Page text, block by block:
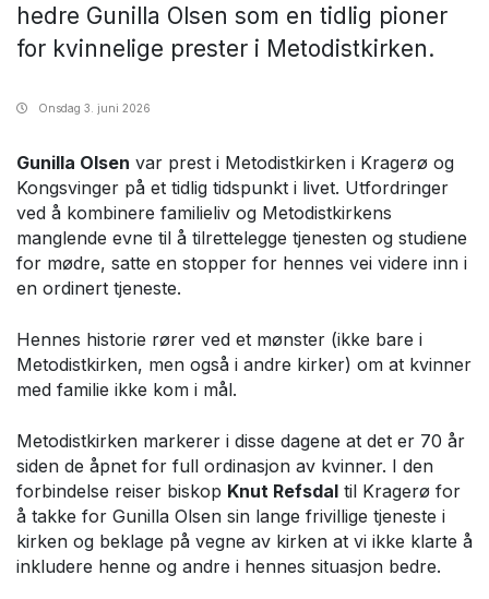
hedre Gunilla Olsen som en tidlig pioner
for kvinnelige prester i Metodistkirken.
Onsdag 3. juni 2026
Gunilla Olsen var prest i Metodistkirken i Kragerø og
Kongsvinger på et tidlig tidspunkt i livet. Utfordringer
ved å kombinere familieliv og Metodistkirkens
manglende evne til å tilrettelegge tjenesten og studiene
for mødre, satte en stopper for hennes vei videre inn i
en ordinert tjeneste.
Hennes historie rører ved et mønster (ikke bare i
Metodistkirken, men også i andre kirker) om at kvinner
med familie ikke kom i mål.
Metodistkirken markerer i disse dagene at det er 70 år
siden de åpnet for full ordinasjon av kvinner. I den
forbindelse reiser biskop Knut Refsdal til Kragerø for
å takke for Gunilla Olsen sin lange frivillige tjeneste i
kirken og beklage på vegne av kirken at vi ikke klarte å
inkludere henne og andre i hennes situasjon bedre.